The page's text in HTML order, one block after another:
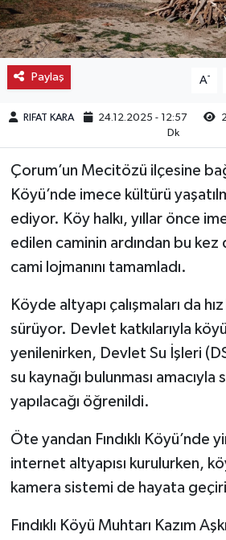
Paylaş A-
RIFAT KARA 24.12.2025 - 12:57
Dk
Çorum’un Mecitözü ilçesine
Köyü’nde imece kültürü
ediyor. Köy halkı, yıllar önce
edilen caminin ardından bu
cami lojmanını tamamladı.
Köyde altyapı çalışmaları da
sürüyor. Devlet katkılarıyla
yenilenirken, Devlet Su İşleri
su kaynağı bulunması amacıyla
yapılacağı öğrenildi.
Öte yandan Fındıklı Köyü’nde
internet altyapısı kurulurken,
kamera sistemi de hayata
Fındıklı Köyü Muhtarı Kazım
Kargı
Laçin
Mecitözü
Oğuzlar
Ortaköy
Osmancık
Sungurlu
Uğurludağ
Sağlık